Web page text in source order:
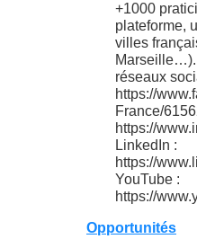
+1000
plateforme,
villes
Marseille…).
réseaux
https://
France/
https://
LinkedIn :
https://
YouTube :
https://
Opportunités